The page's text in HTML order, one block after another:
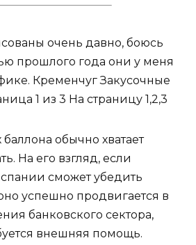
очень давно, боюсь
прошлого года они у меня
Кременчуг Закусочные
1 из 3 На страницу 1,2,3
баллона обычно хватает
На его взгляд, если
сможет убедить
успешно продвигается в
банковского сектора,
внешняя помощь.